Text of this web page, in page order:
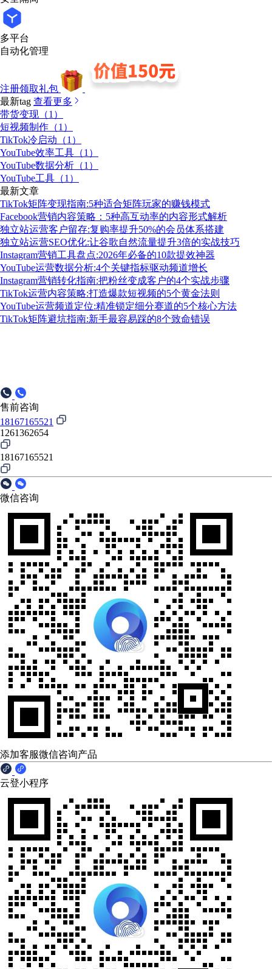
多平台
自动化管理
注册领取礼包
最新tag 查看更多
带货变现（1）
短视频制作（1）
TikTok冷启动（1）
YouTube效率工具（1）
YouTube数据分析（1）
YouTube工具（1）
最新文章
TikTok矩阵变现指南:5种适合矩阵玩家的赚钱模式
Facebook营销内容策略：5种高互动率的内容形式解析
独立站运营客户留存:复购率提升50%的会员体系搭建
独立站运营SEO优化:让谷歌自然流量提升3倍的实战技巧
Instagram营销工具盘点:2026年必备的10款提效神器
YouTube运营数据分析:4个关键指标驱动频道增长
Instagram营销转化指南:把粉丝变成客户的4个实战步骤
TikTok运营内容策略:打造爆款短视频的5个黄金法则
YouTube运营频道定位:精准锁定细分赛道的5个核心方法
TikTok矩阵避坑指南:新手最容易踩的8个致命错误
售前咨询
18167165521
1261362654
18167165521
微信咨询
添加客服微信咨询产品
云登小程序